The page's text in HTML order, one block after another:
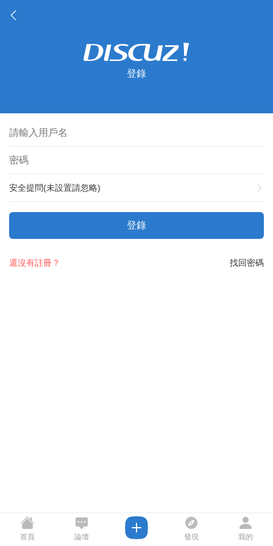
登錄
安全提問(未設置請忽略)
登錄
找回密碼
還沒有註冊？
首頁 論壇 發現 我的